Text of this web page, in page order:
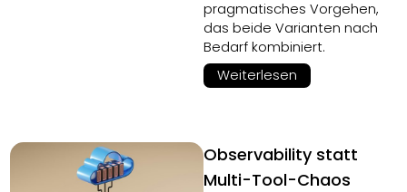
pragmatisches Vorgehen,
das beide Varianten nach
Bedarf kombiniert.
Weiterlesen
Observability statt
Multi-Tool-Chaos